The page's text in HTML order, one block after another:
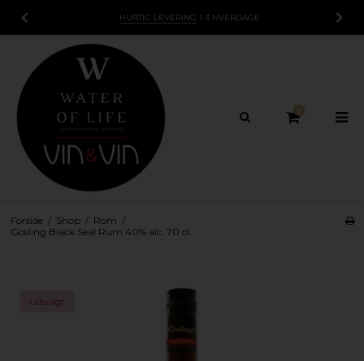
HURTIG LEVERING 1-3 HVERDAGE
0
Forside / Shop / Rom /
Gosling Black Seal Rum 40% alc. 70 cl.
Udsolgt